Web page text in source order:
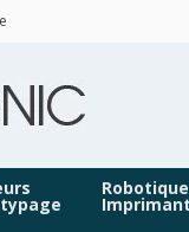
Robotique